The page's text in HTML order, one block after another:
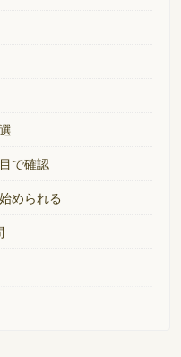
で確認
められる